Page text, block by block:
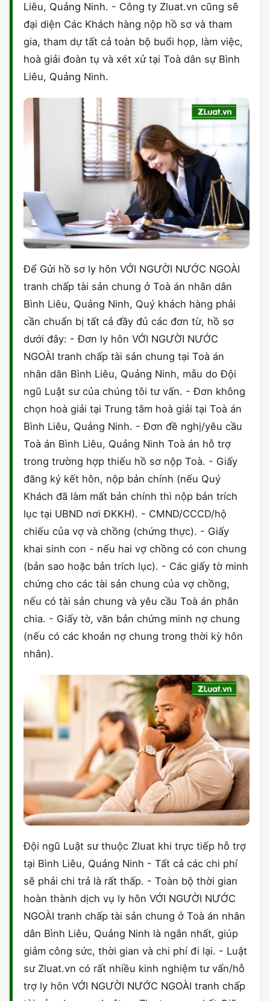
Liêu, Quảng Ninh. - Công ty Zluat.vn cũng sẽ
đại diện Các Khách hàng nộp hồ sơ và tham
gia, tham dự tất cả toàn bộ buổi họp, làm việc,
hoà giải đoàn tụ và xét xử tại Toà dân sự Bình
Liêu, Quảng Ninh.
Để Gửi hồ sơ ly hôn VỚI NGƯỜI NƯỚC NGOÀI
tranh chấp tài sản chung ở Toà án nhân dân
Bình Liêu, Quảng Ninh, Quý khách hàng phải
cần chuẩn bị tất cả đầy đủ các đơn từ, hồ sơ
dưới đây: - Đơn ly hôn VỚI NGƯỜI NƯỚC
NGOÀI tranh chấp tài sản chung tại Toà án
nhân dân Bình Liêu, Quảng Ninh, mẫu do Đội
ngũ Luật sư của chúng tôi tư vấn. - Đơn không
chọn hoà giải tại Trung tâm hoà giải tại Toà án
Bình Liêu, Quảng Ninh. - Đơn đề nghị/yêu cầu
Toà án Bình Liêu, Quảng Ninh Toà án hỗ trợ
trong trường hợp thiếu hồ sơ nộp Toà. - Giấy
đăng ký kết hôn, nộp bản chính (nếu Quý
Khách đã làm mất bản chính thì nộp bản trích
lục tại UBND nơi ĐKKH). - CMND/CCCD/hộ
chiếu của vợ và chồng (chứng thực). - Giấy
khai sinh con - nếu hai vợ chồng có con chung
(bản sao hoặc bản trích lục). - Các giấy tờ minh
chứng cho các tài sản chung của vợ chồng,
nếu có tài sản chung và yêu cầu Toà án phân
chia. - Giấy tờ, văn bản chứng minh nợ chung
(nếu có các khoản nợ chung trong thời kỳ hôn
nhân).
Đội ngũ Luật sư thuộc Zluat khi trực tiếp hỗ trợ
tại Bình Liêu, Quảng Ninh - Tất cả các chi phí
sẽ phải chi trả là rất thấp. - Toàn bộ thời gian
hoàn thành dịch vụ ly hôn VỚI NGƯỜI NƯỚC
NGOÀI tranh chấp tài sản chung ở Toà án nhân
dân Bình Liêu, Quảng Ninh là ngắn nhất, giúp
giảm công sức, thời gian và chi phí đi lại. - Luật
sư Zluat.vn có rất nhiều kinh nghiệm tư vấn/hỗ
trợ ly hôn VỚI NGƯỜI NƯỚC NGOÀI tranh chấp